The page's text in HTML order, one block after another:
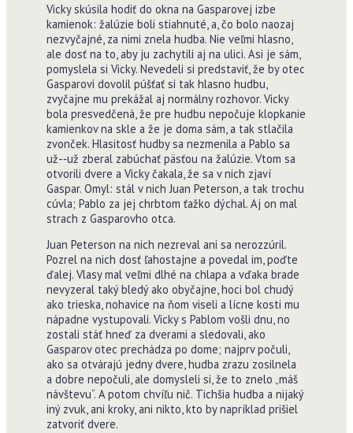
Vicky skúsila hodiť do okna na Gasparovej izbe
kamienok: žalúzie boli stiahnuté, a, čo bolo naozaj
nezvyčajné, za nimi znela hudba. Nie veľmi hlasno,
ale dosť na to, aby ju zachytili aj na ulici. Asi je sám,
pomyslela si Vicky. Nevedeli si predstaviť, že by otec
Gasparovi dovolil púšťať si tak hlasno hudbu,
zvyčajne mu prekážal aj normálny rozhovor. Vicky
bola presvedčená, že pre hudbu nepočuje klopkanie
kamienkov na skle a že je doma sám, a tak stlačila
zvonček. Hlasitosť hudby sa nezmenila a Pablo sa
už-‑už zberal zabúchať päsťou na žalúzie. Vtom sa
otvorili dvere a Vicky čakala, že sa v nich zjaví
Gaspar. Omyl: stál v nich Juan Peterson, a tak trochu
cúvla; Pablo za jej chrbtom ťažko dýchal. Aj on mal
strach z Gasparovho otca.
Juan Peterson na nich nezreval ani sa nerozzúril.
Pozrel na nich dosť ľahostajne a povedal im, poďte
ďalej. Vlasy mal veľmi dlhé na chlapa a vďaka brade
nevyzeral taký bledý ako obyčajne, hoci bol chudý
ako trieska, nohavice na ňom viseli a lícne kosti mu
nápadne vystupovali. Vicky s Pablom vošli dnu, no
zostali stáť hneď za dverami a sledovali, ako
Gasparov otec prechádza po dome; najprv počuli,
ako sa otvárajú jedny dvere, hudba zrazu zosilnela
a dobre nepočuli, ale domysleli si, že to znelo „máš
návštevu“. A potom chvíľu nič. Tichšia hudba a nijaký
iný zvuk, ani kroky, ani nikto, kto by napríklad prišiel
zatvoriť dvere.